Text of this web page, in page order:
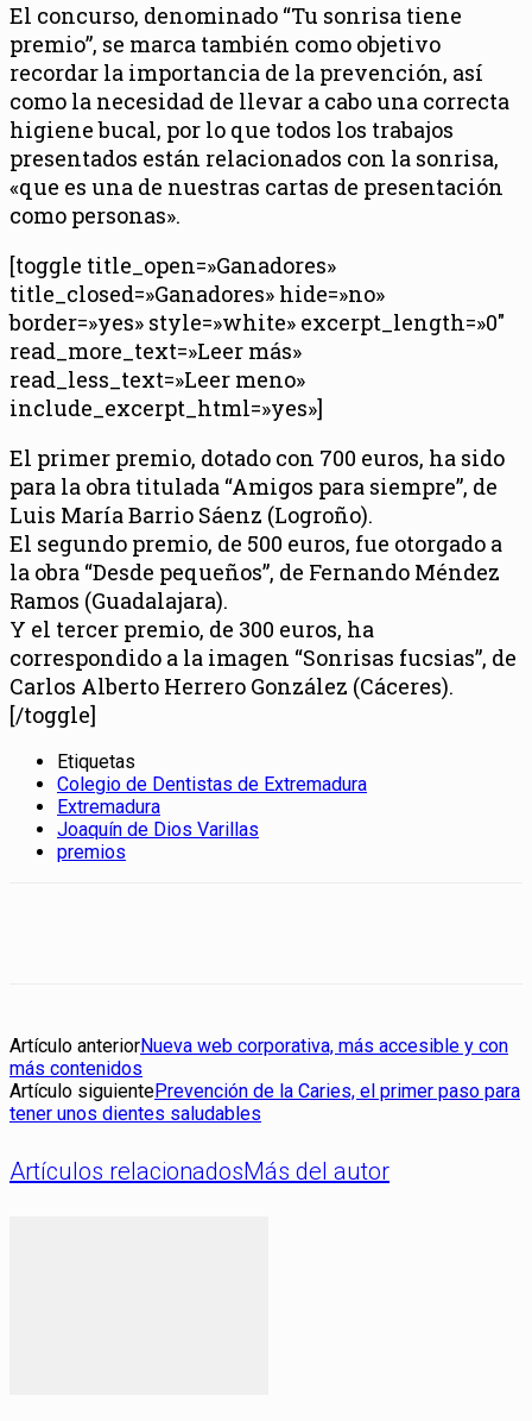
El concurso, denominado “Tu sonrisa tiene
premio”, se marca también como objetivo
recordar la importancia de la prevención, así
como la necesidad de llevar a cabo una correcta
higiene bucal, por lo que todos los trabajos
presentados están relacionados con la sonrisa,
«que es una de nuestras cartas de presentación
como personas».
[toggle title_open=»Ganadores»
title_closed=»Ganadores» hide=»no»
border=»yes» style=»white» excerpt_length=»0″
read_more_text=»Leer más»
read_less_text=»Leer meno»
include_excerpt_html=»yes»]
El primer premio, dotado con 700 euros, ha sido
para la obra titulada “Amigos para siempre”, de
Luis María Barrio Sáenz (Logroño).
El segundo premio, de 500 euros, fue otorgado a
la obra “Desde pequeños”, de Fernando Méndez
Ramos (Guadalajara).
Y el tercer premio, de 300 euros, ha
correspondido a la imagen “Sonrisas fucsias”, de
Carlos Alberto Herrero González (Cáceres).
[/toggle]
Etiquetas
Colegio de Dentistas de Extremadura
Extremadura
Joaquín de Dios Varillas
premios
Artículo anteriorNueva web corporativa, más accesible y con
más contenidos
Artículo siguientePrevención de la Caries, el primer paso para
tener unos dientes saludables
Artículos relacionadosMás del autor